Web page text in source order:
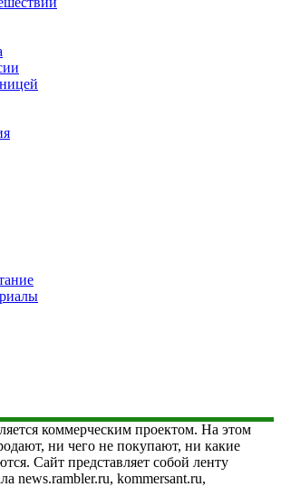
коммерческим проектом. На этом
ни чего не покупают, ни какие
Сайт представляет собой ленту
news.rambler.ru, kommersant.ru,